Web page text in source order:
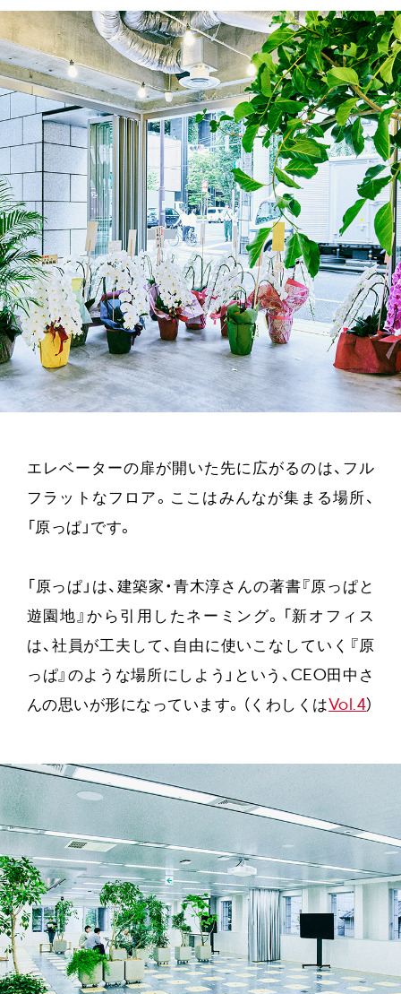
エレベーターの扉が開いた先に広がるのは、フル
フラットなフロア。ここはみんなが集まる場所、
「原っぱ」です。
「原っぱ」は、建築家・青木淳さんの著書『原っぱと
遊園地』から引用したネーミング。「新オフィス
は、社員が工夫して、自由に使いこなしていく『原
っぱ』のような場所にしよう」という、CEO田中さ
んの思いが形になっています。（くわしくはVol.4）